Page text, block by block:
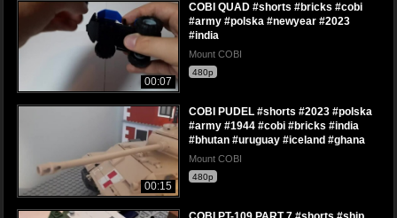
00:07
COBI QUAD #shorts #bricks #cobi
#army #polska #newyear #2023
#india
Mount COBI
480p
00:15
COBI PUDEL #shorts #2023 #polska
#army #1944 #cobi #bricks #india
#bhutan #uruguay #iceland #ghana
Mount COBI
480p